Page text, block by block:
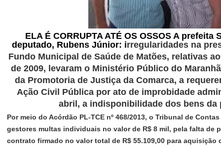
ELA É CORRUPTA ATÉ OS OSSOS A
deputado, Rubens Júnior: irregularidades na
Fundo Municipal de Saúde de Matões, relativas
de 2009, levaram o Ministério Público do
da Promotoria de Justiça da Comarca, a
Ação Civil Pública por ato de improbidade
abril, a indisponibilidade dos bens da
Por meio do Acórdão PL-TCE nº 468/2013, o Tribunal de
gestores multas individuais no valor de R$ 8 mil, pela falta de
contrato firmado no valor total de R$ 55.109,00 para aquisição